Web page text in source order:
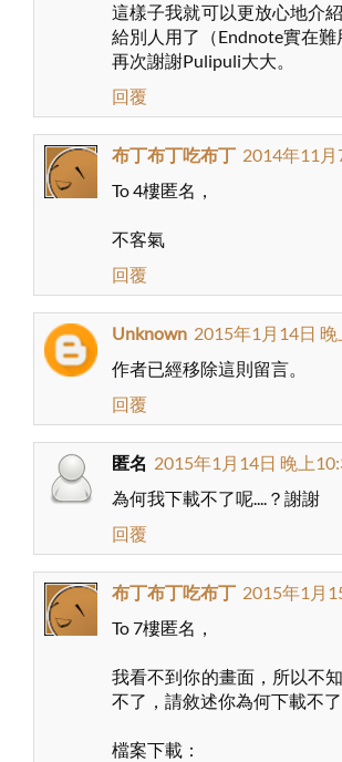
這樣子我就可以更放心地介
給別人用了（Endnote實在難
再次謝謝Pulipuli大大。
回覆
布丁布丁吃布丁 2014年11
To 4樓匿名，
不客氣
回覆
Unknown 2015年1月14日
作者已經移除這則留言。
回覆
匿名 2015年1月14日 晚上
為何我下載不了呢....？謝謝
回覆
布丁布丁吃布丁 2015年1月
To 7樓匿名，
我看不到你的畫面，所以不
不了，請敘述你為何下載不了
檔案下載：